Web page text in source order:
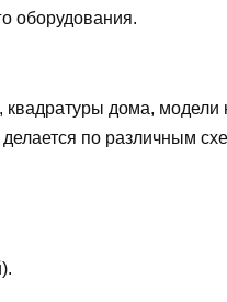
оборудования.
дома, модели
по различным